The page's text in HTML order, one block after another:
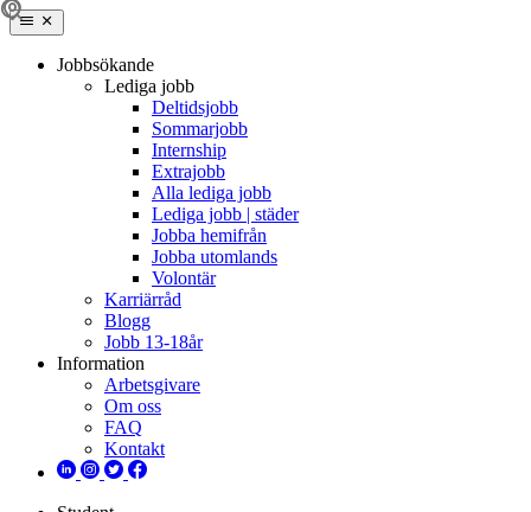
Jobbsökande
Lediga jobb
Deltidsjobb
Sommarjobb
Internship
Extrajobb
Alla lediga jobb
Lediga jobb | städer
Jobba hemifrån
Jobba utomlands
Volontär
Karriärråd
Blogg
Jobb 13-18år
Information
Arbetsgivare
Om oss
FAQ
Kontakt